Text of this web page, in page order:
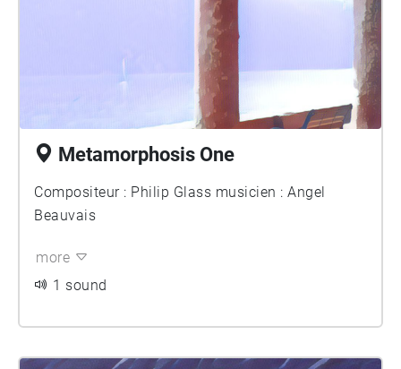
Metamorphosis One
Compositeur : Philip Glass musicien : Angel
Beauvais
more
1 sound